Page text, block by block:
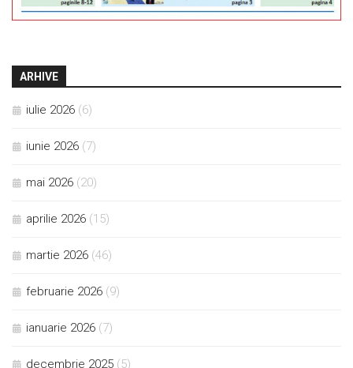
ARHIVE
iulie 2026 (6)
iunie 2026 (7)
mai 2026 (20)
aprilie 2026 (15)
martie 2026 (46)
februarie 2026 (9)
ianuarie 2026 (7)
decembrie 2025 (5)